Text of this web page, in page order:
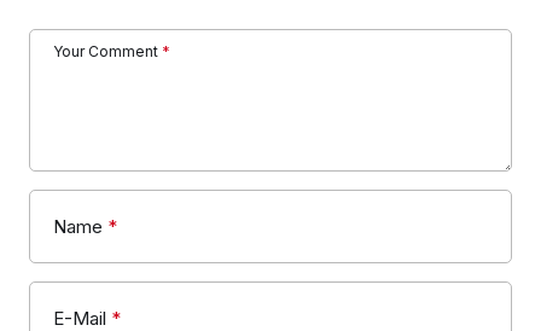
Your Comment *
Name *
E-Mail *